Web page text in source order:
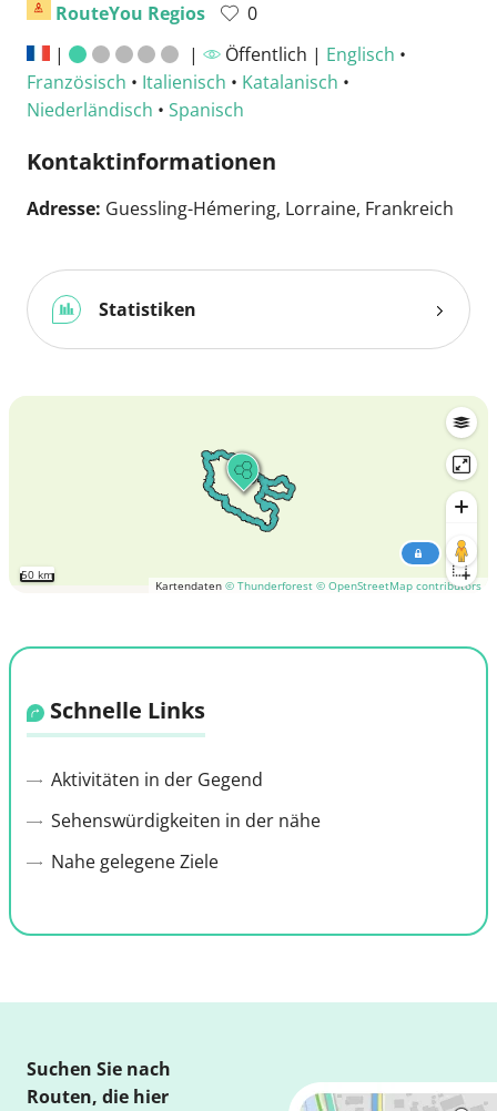
RouteYou Regios
0
|
| Öffentlich | Englisch •
Französisch • Italienisch • Katalanisch •
Niederländisch • Spanisch
Kontaktinformationen
Adresse: Guessling-Hémering, Lorraine, Frankreich
Statistiken
Kartendaten © Thunderforest © OpenStreetMap contributors
50 km
Schnelle Links
Aktivitäten in der Gegend
Sehenswürdigkeiten in der nähe
Nahe gelegene Ziele
Suchen Sie nach
Routen, die hier